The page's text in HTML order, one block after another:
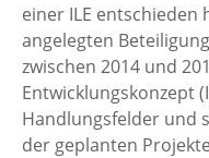
einer ILE
angelegten
zwischen 2014 und
Entwicklungskonzept
Handlungsfelder und
der geplanten